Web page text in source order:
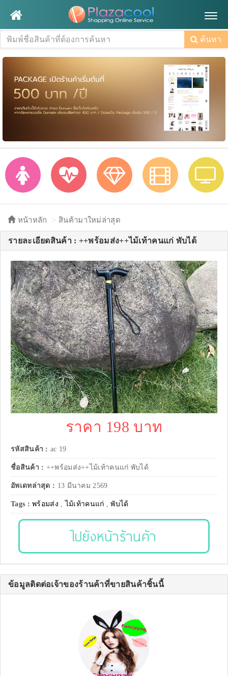
ค้นหา
หน้าหลัก สินค้ามาใหม่ล่าสุด
รายละเอียดสินค้า : ++พร้อมส่ง++ไม้เท้าคนแก่ พับได้
ราคา 198 บาท
รหัสสินค้า : ac 19
ชื่อสินค้า : ++พร้อมส่ง++ไม้เท้าคนแก่ พับได้
อัพเดทล่าสุด : 13 มีนาคม 2569
Tags :พร้อมส่ง , ไม้เท้าคนแก่ ,พับได้
ไปยังหน้าร้านค้า
ข้อมูลติดต่อเจ้าของร้านค้าที่ขายสินค้าชิ้นนี้